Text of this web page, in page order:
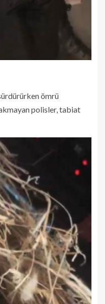
ömrü
polisler, tabiat